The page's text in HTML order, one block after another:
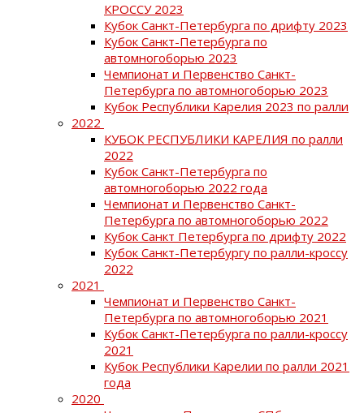
КРОССУ 2023
Кубок Санкт-Петербурга по дрифту 2023
Кубок Санкт-Петербурга по
автомногоборью 2023
Чемпионат и Первенство Санкт-
Петербурга по автомногоборью 2023
Кубок Республики Карелия 2023 по ралли
2022
КУБОК РЕСПУБЛИКИ КАРЕЛИЯ по ралли
2022
Кубок Санкт-Петербурга по
автомногоборью 2022 года
Чемпионат и Первенство Санкт-
Петербурга по автомногоборью 2022
Кубок Санкт Петербурга по дрифту 2022
Кубок Санкт-Петербургу по ралли-кроссу
2022
2021
Чемпионат и Первенство Санкт-
Петербурга по автомногоборью 2021
Кубок Санкт-Петербурга по ралли-кроссу
2021
Кубок Республики Карелии по ралли 2021
года
2020